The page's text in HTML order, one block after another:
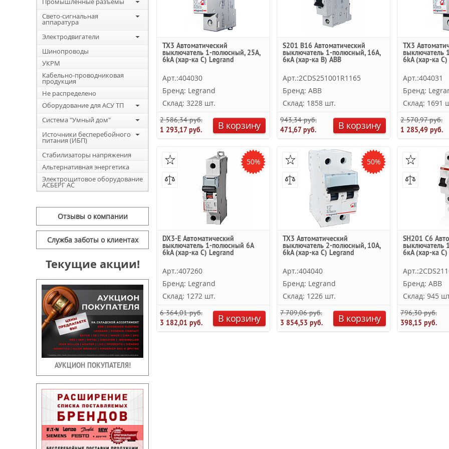
Свето-сигнальная
аппаратура
Электродвигатели
Шинопроводы
УКРМ
Кабельно-проводниковая
продукция
Не распределено
Оборудование для АСУ ТП
Система "Умный дом"
Источники бесперебойного
питания (ИБП)
Стабилизаторы напряжения
Альтернативная энергетика
Электрощитовое оборудование
АСБЕРГ АС
Отзывы о компании
Служба заботы о клиентах
Текущие акции!
АУКЦИОН ПОКУПАТЕЛЯ!
TX3 Автоматический
выключатель 1-полюсный, 25А,
6kА (хар-ка C) Legrand
Арт.:404030
Бренд: Legrand
Склад: 3228 шт.
2 586,34 руб.
1 293,17 руб.
В корзину
S201 B16 Автоматический
выключатель 1-полюсный, 16А,
6кА (хар-ка B) ABB
Арт.:2CDS251001R1165
Бренд: ABB
Склад: 1858 шт.
943,34 руб.
471,67 руб.
В корзину
TX3
выключатель
6kА (хар-ка
Арт.:404031
Бренд:
Склад: 1691
2 570,97 руб.
1 285,49 руб.
50%
DX3-E Автоматический
выключатель 1-полюсный 6A
6kA (хар-ка C) Legrand
Арт.:407260
Бренд: Legrand
Склад: 1272 шт.
6 364,01 руб.
3 182,01 руб.
В корзину
50%
TX3 Автоматический
выключатель 2-полюсный, 10А,
6kА (хар-ка C) Legrand
Арт.:404040
Бренд: Legrand
Склад: 1226 шт.
7 709,06 руб.
3 854,53 руб.
В корзину
SH201 C6
выключатель
6кА (хар-ка C)
Бренд: ABB
Склад: 945
796,30 руб.
398,15 руб.